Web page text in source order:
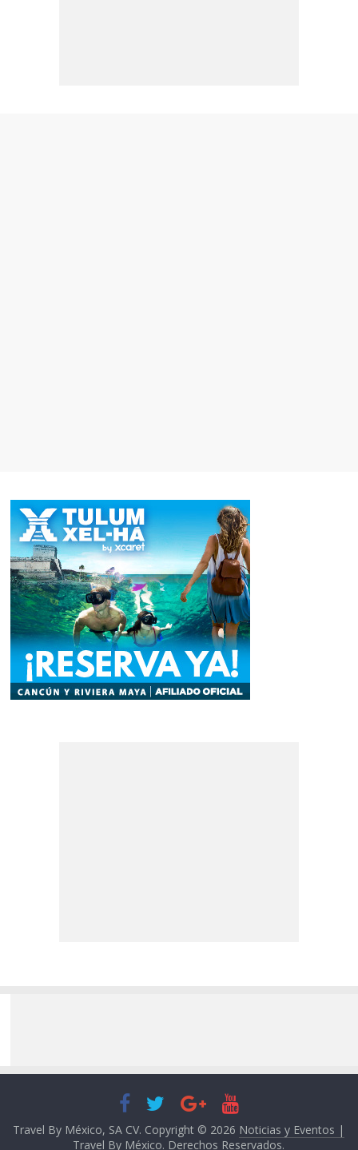
Travel By México, SA CV. Copyright © 2026 Noticias y Eventos |
Travel By México. Derechos Reservados.